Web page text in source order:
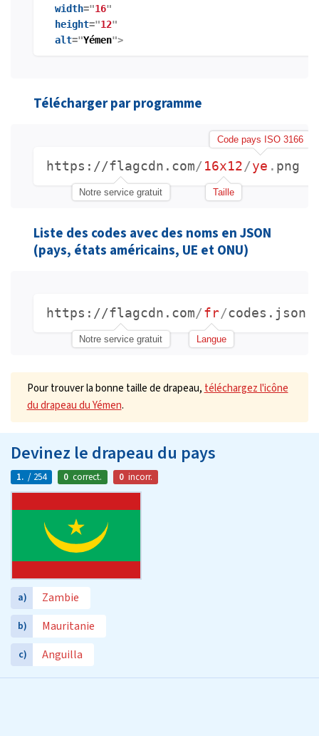
width="16"
height="12"
alt="Yémen">
Télécharger par programme
https://flagcdn.com
Notre service gratuit
/16x12
Taille
/ye
Code pays ISO 3166
. png
Liste des codes avec des noms en JSON
(pays, états américains, UE et ONU)
https://flagcdn.com
Notre service gratuit
/fr
Langue
/codes.json
Pour trouver la bonne taille de drapeau, téléchargez l'icône
du drapeau du Yémen.
Devinez le drapeau du pays
1. / 254 0 correct. 0 incorr.
a) Zambie
b) Mauritanie
c) Anguilla